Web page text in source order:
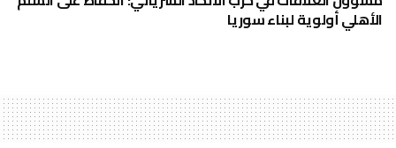
الأهلي أولوية لبناء سوريا